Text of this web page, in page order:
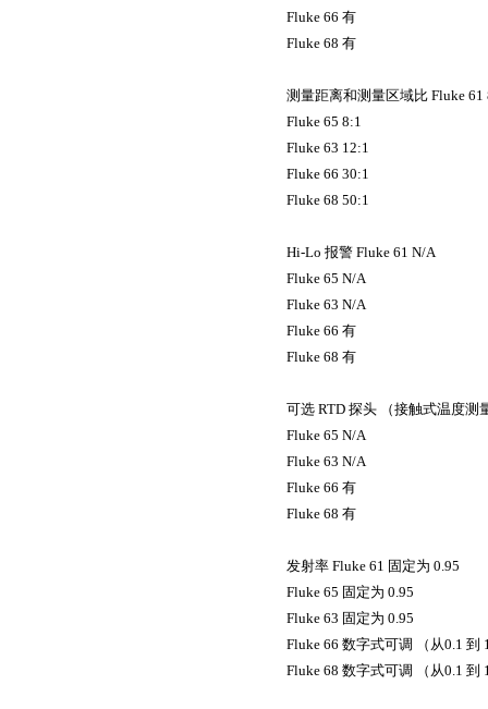
Fluke 66 有
Fluke 68 有
测量距离和测量区域比 Fluke 61
Fluke 65 8:1
Fluke 63 12:1
Fluke 66 30:1
Fluke 68 50:1
Hi-Lo 报警 Fluke 61 N/A
Fluke 65 N/A
Fluke 63 N/A
Fluke 66 有
Fluke 68 有
可选 RTD 探头 （接触式温度测
Fluke 65 N/A
Fluke 63 N/A
Fluke 66 有
Fluke 68 有
发射率 Fluke 61 固定为 0.95
Fluke 65 固定为 0.95
Fluke 63 固定为 0.95
Fluke 66 数字式可调 （ 从0.1 到
Fluke 68 数字式可调 （ 从0.1 到